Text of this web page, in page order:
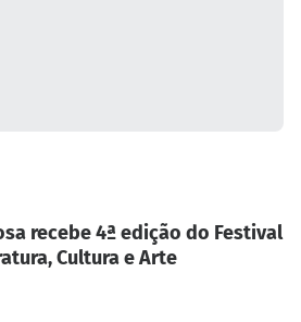
recebe 4ª edição do Festival
Cultura e Arte